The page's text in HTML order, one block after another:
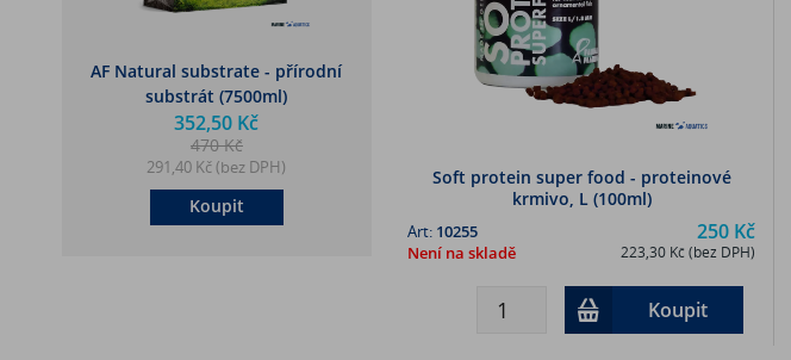
AF Natural substrate - přírodní
substrát (7500ml)
352,50 Kč
470 Kč
291,40 Kč (bez DPH)
Koupit
Soft protein super food - proteinové
krmivo, L (100ml)
250 Kč
223,30 Kč (bez DPH)
Art: 10255
Není na skladě
Koupit